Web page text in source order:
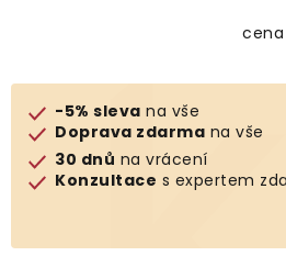
Naše katalogy
O nás
Kontakty
-5% sleva na vše
Doprava zdarma na vše
30 dnů na vrácení
Konzultace s expertem